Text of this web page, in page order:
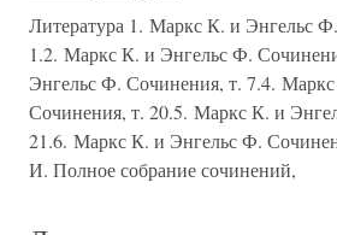
Литература 1. Маркс К. и Энгельс
1.2. Маркс К. и Энгельс Ф.
Энгельс Ф. Сочинения, т. 7.4.
Сочинения, т. 20.5. Маркс К. и
21.6. Маркс К. и Энгельс Ф.
И. Полное собрание сочинений,